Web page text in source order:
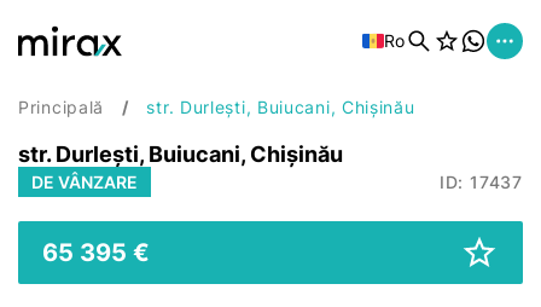
Ro
Principală str. Durlești, Buiucani, Chișinău
str. Durlești, Buiucani, Chișinău
DE VÂNZARE ID: 17437
65 395 €